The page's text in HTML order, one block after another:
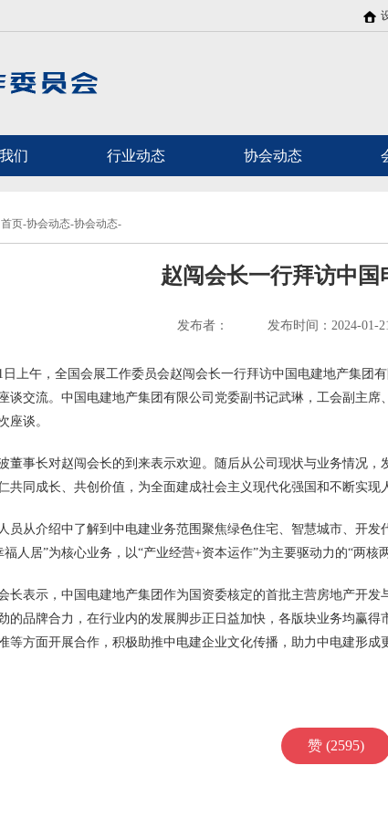
们 行业动态 协会动态
页-协会动态-协会动态-
赵闯会长一行拜访中国
发布者： 发布时间：2024-01-
日上午，全国会展工作委员会赵闯会长一行拜访中国电建地产集团
谈交流。中国电建地产集团有限公司党委副书记武琳，工会副主
座谈。
董事长对赵闯会长的到来表示欢迎。随后从公司现状与业务情况
共同成长、共创价值，为全面建成社会主义现代化强国和不断实现
员从介绍中了解到中电建业务范围聚焦绿色住宅、智慧城市、开
人居”为核心业务，以“产业经营+资本运作”为主要驱动力的“两核
长表示，中国电建地产集团作为国资委核定的首批主营房地产开
的品牌合力，在行业内的发展脚步正日益加快，各版块业务均赢得
等方面开展合作，积极助推中电建企业文化传播，助力中电建形成
赞 (2595)